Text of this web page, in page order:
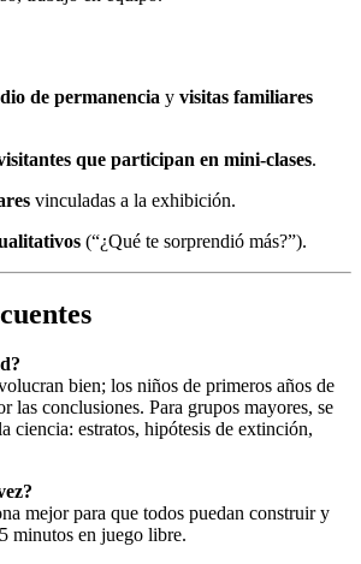
de permanencia y visitas familiares
que participan en mini-clases.
vinculadas a la exhibición.
(“¿Qué te sorprendió más?”).
bien; los niños de primeros años de
las conclusiones. Para grupos mayores, se
ciencia: estratos, hipótesis de extinción,
mejor para que todos puedan construir y
minutos en juego libre.